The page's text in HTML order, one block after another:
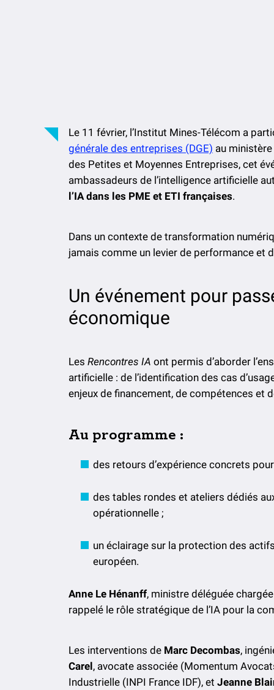
Le 11 février, l’Institut Mines-Télécom a
générale des entreprises (DGE) au
des Petites et Moyennes Entreprises, cet
ambassadeurs de l’intelligence artificielle
l’IA dans les PME et ETI françaises.
Dans un contexte de transformation
jamais comme un levier de performance et
Un événement pour
économique
Les Rencontres IA ont permis d’aborder
artificielle : de l’identification des cas
enjeux de financement, de compétences et
Au programme :
des retours d’expérience concrets
des tables rondes et ateliers dédiés
opérationnelle ;
un éclairage sur la protection des
européen.
Anne Le Hénanff, ministre déléguée
rappelé le rôle stratégique de l’IA pour la
Les interventions de Marc Decombas,
Carel, avocate associée (Momentum
Industrielle (INPI France IDF), et Jeanne